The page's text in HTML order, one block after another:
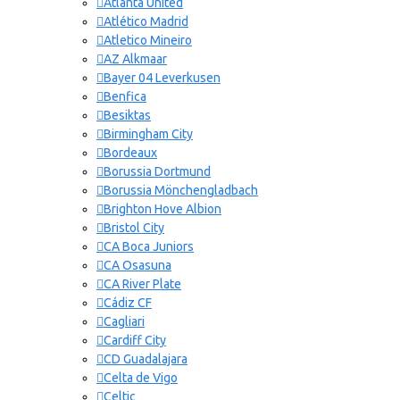
Wales
Atlético Madrid
Atletico Mineiro
AZ Alkmaar
Bayer 04 Leverkusen
Benfica
Besiktas
Birmingham City
Bordeaux
Borussia Dortmund
Borussia Mönchengladbach
Brighton Hove Albion
Bristol City
CA Boca Juniors
CA Osasuna
CA River Plate
Cádiz CF
Cagliari
Cardiff City
CD Guadalajara
Celta de Vigo
Celtic